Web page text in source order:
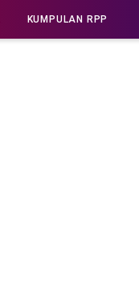
KUMPULAN RPP